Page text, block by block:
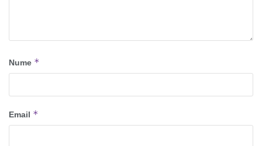
Nume *
Email *